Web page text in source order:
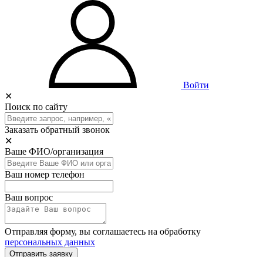
Войти
✕
Поиск по сайту
Заказать обратный звонок
✕
Ваше ФИО/организация
Ваш номер телефон
Ваш вопрос
Отправляя форму, вы соглашаетесь на обработку
персональных данных
Отправить заявку